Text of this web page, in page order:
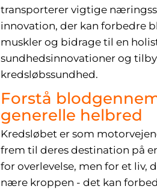
transporterer vigtige
innovation, der kan forbedre
muskler og bidrage til en
sundhedsinnovationer og
kredsløbssundhed.
Forstå
generelle helbred
Kredsløbet er som
frem til deres destination på
for overlevelse, men for et liv,
nære kroppen - det kan